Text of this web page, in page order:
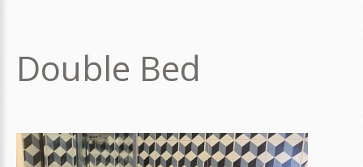
Double Bed